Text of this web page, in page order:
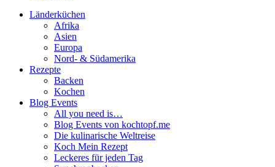
Länderküchen
Afrika
Asien
Europa
Nord- & Südamerika
Rezepte
Backen
Kochen
Blog Events
All you need is…
Blog Events von kochtopf.me
Die kulinarische Weltreise
Koch Mein Rezept
Leckeres für jeden Tag